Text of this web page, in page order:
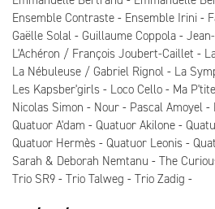
Ensemble Contraste
Ensemble Irini
Gaëlle Solal
Guillaume Coppola
L'Achéron / François Joubert-Caillet
La Nébuleuse / Gabriel Rignol
La
Les Kapsber'girls
Loco Cello
Ma
Nicolas Simon
Nour Pascal Amoyel
Quatuor A'dam
Quatuor Akilone
Quatuor Hermès
Quatuor Leonis
Sarah & Deborah Nemtanu
The
Trio SR9
Trio Talweg Trio Zadig